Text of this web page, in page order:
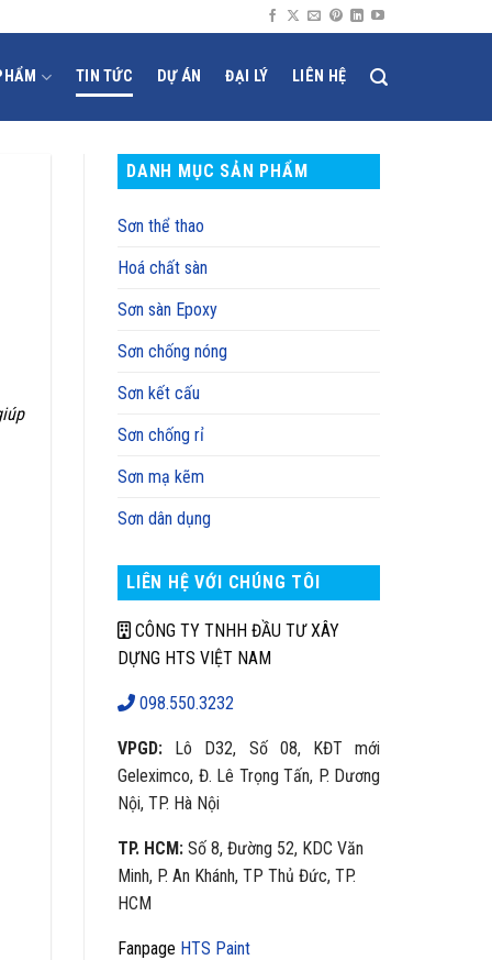
TIN TỨC DỰ ÁN ĐẠI LÝ LIÊN HỆ
DANH MỤC SẢN PHẨM
Sơn thể thao
Hoá chất sàn
Sơn sàn Epoxy
Sơn chống nóng
Sơn kết cấu
Sơn chống rỉ
Sơn mạ kẽm
Sơn dân dụng
LIÊN HỆ VỚI CHÚNG TÔI
CÔNG TY TNHH ĐẦU TƯ XÂY
DỰNG HTS VIỆT NAM
098.550.3232
VPGD: Lô D32, Số 08, KĐT mới
Geleximco, Đ. Lê Trọng Tấn, P. Dương
Nội, TP. Hà Nội
TP. HCM: Số 8, Đường 52, KDC Văn
Minh, P. An Khánh, TP Thủ Đức, TP.
HCM
Fanpage HTS Paint